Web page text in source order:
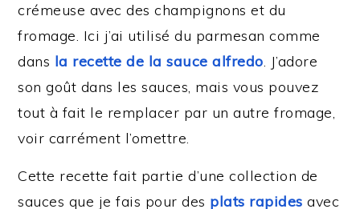
crémeuse avec des champignons et du
fromage. Ici j’ai utilisé du parmesan comme
dans la recette de la sauce alfredo. J’adore
son goût dans les sauces, mais vous pouvez
tout à fait le remplacer par un autre fromage,
voir carrément l’omettre.
Cette recette fait partie d’une collection de
sauces que je fais pour des plats rapides avec